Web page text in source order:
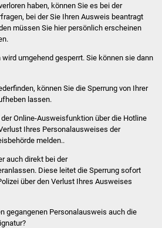
Was erledige ich wo
Dienstleistungen
Bürgerinfos
Bildung
Kindergärten
haben, können Sie es bei der
bei der Sie Ihren Ausweis beantragt
müssen Sie hier persönlich erscheinen
umgehend gesperrt. Sie können sie dann
können Sie die Sperrung von Ihrer
lassen.
Online-Ausweisfunktion über die Hotline
Ihres Personalausweises der
melden..
auch direkt bei der
Diese leitet die Sperrung sofort
über den Verlust Ihres Ausweises
gegangenen Personalausweis auch die